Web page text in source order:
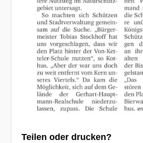
Teilen oder drucken?